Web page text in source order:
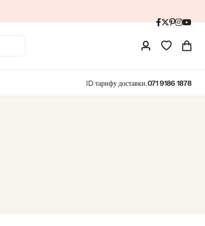
ID тарифу доставки.071 9186 1878